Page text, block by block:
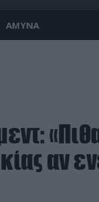
ΑΜΥΝΑ
αν